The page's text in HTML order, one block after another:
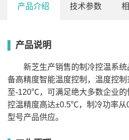
产品介绍 技术参数
产品说明
新芝生产销售的制冷控温系统
备高精度智能温度控制，温度控
至-120℃，可满足绝大多数企业
控温精度高达±0.5℃，制冷功率从
型号产品供应。
L1.5-2
0℃
-10℃ 1.5kW 2.7kW
20℃
0.8kW 1.5kW
循流量 Max20L/min Max35L/min
压力
1.5bar 1.5bar
储液容
积
17L 25L
压缩机
恩布拉科